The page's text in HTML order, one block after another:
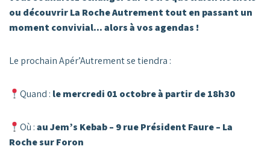
ou découvrir La Roche Autrement tout en passant un
moment convivial… alors à vos agendas !
Le prochain Apér’Autrement se tiendra :
Quand : le mercredi 01 octobre à partir de 18h30
Où :au Jem’s Kebab – 9 rue Président Faure – La
Roche sur Foron